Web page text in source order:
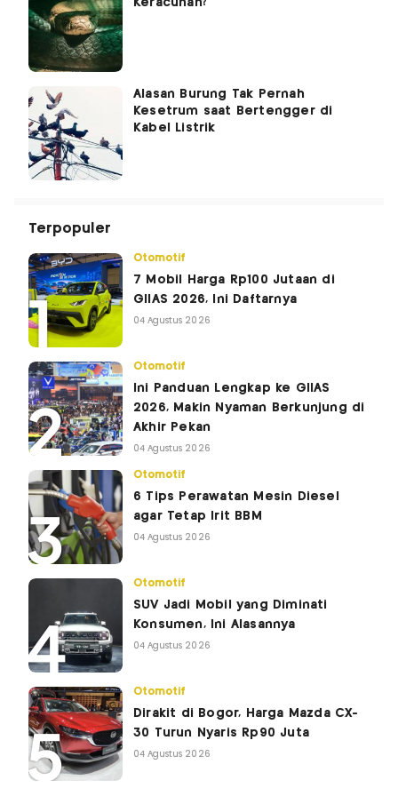
Keracunan?
Alasan Burung Tak Pernah
Kesetrum saat Bertengger di
Kabel Listrik
Terpopuler
Otomotif
7 Mobil Harga Rp100 Jutaan di
GIIAS 2026, Ini Daftarnya
04 Agustus 2026
Otomotif
Ini Panduan Lengkap ke GIIAS
2026, Makin Nyaman Berkunjung di
Akhir Pekan
04 Agustus 2026
Otomotif
6 Tips Perawatan Mesin Diesel
agar Tetap Irit BBM
04 Agustus 2026
Otomotif
SUV Jadi Mobil yang Diminati
Konsumen, Ini Alasannya
04 Agustus 2026
Otomotif
Dirakit di Bogor, Harga Mazda CX-
30 Turun Nyaris Rp90 Juta
04 Agustus 2026